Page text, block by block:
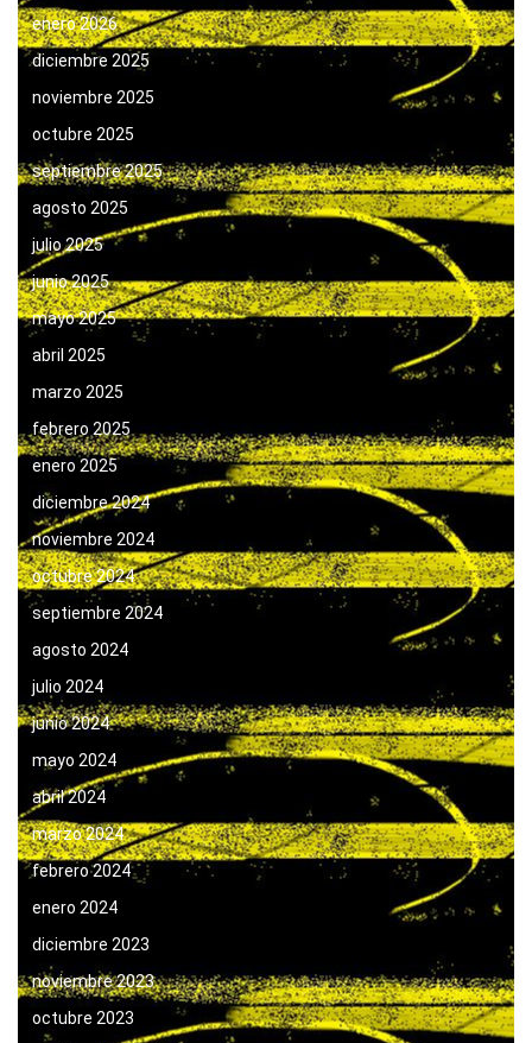
enero 2026
diciembre 2025
noviembre 2025
octubre 2025
septiembre 2025
agosto 2025
julio 2025
junio 2025
mayo 2025
abril 2025
marzo 2025
febrero 2025
enero 2025
diciembre 2024
noviembre 2024
octubre 2024
septiembre 2024
agosto 2024
julio 2024
junio 2024
mayo 2024
abril 2024
marzo 2024
febrero 2024
enero 2024
diciembre 2023
noviembre 2023
octubre 2023